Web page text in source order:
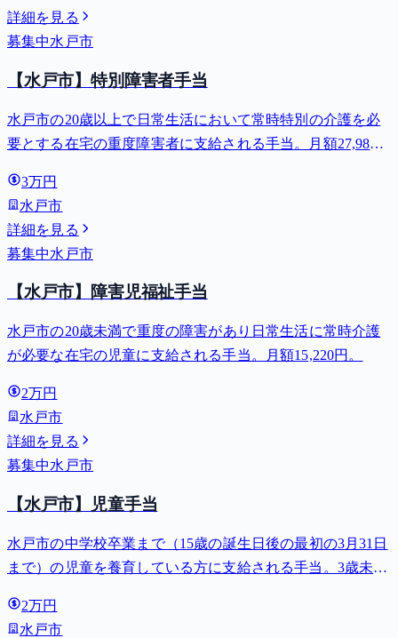
詳細を見る
募集中水戸市
【水戸市】特別障害者手当
水戸市の20歳以上で日常生活において常時特別の介護を必
要とする在宅の重度障害者に支給される手当。月額27,980
3万円
水戸市
詳細を見る
募集中水戸市
【水戸市】障害児福祉手当
水戸市の20歳未満で重度の障害があり日常生活に常時介護
が必要な在宅の児童に支給される手当。月額15,220円。
2万円
水戸市
詳細を見る
募集中水戸市
【水戸市】児童手当
水戸市の中学校卒業まで（15歳の誕生日後の最初の3月31日
まで）の児童を養育している方に支給される手当。3歳未満
子以降は15,000円）、中学生は月額10,000円。
2万円
水戸市